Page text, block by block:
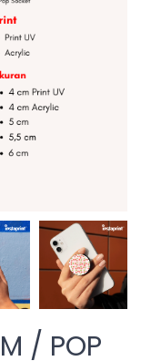
/ POP